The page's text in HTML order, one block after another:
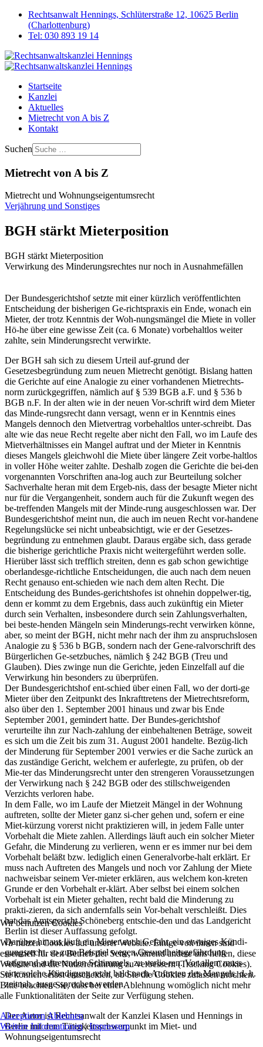
Rechtsanwalt Hennings, Schlüterstraße 12, 10625 Berlin
(Charlottenburg)
Tel: 030 893 19 14
Startseite
Kanzlei
Aktuelles
Mietrecht von A bis Z
Kontakt
Suchen
Mietrecht von A bis Z
Mietrecht und Wohnungseigentumsrecht
Verjährung und Sonstiges
BGH stärkt Mieterposition
BGH stärkt Mieterposition
Verwirkung des Minderungsrechtes nur noch in Ausnahmefällen
Der Bundesgerichtshof setzte mit einer kürzlich veröffentlichten
Entscheidung der bisherigen Ge-richtspraxis ein Ende, wonach ein
Mieter, der trotz Kenntnis der Woh-nungsmängel die Miete in voller
Hö-he über eine gewisse Zeit (ca. 6 Monate) vorbehaltlos weiter
zahlte, sein Minderungsrecht verwirkte.
Der BGH sah sich zu diesem Urteil auf-grund der
Gesetzesbegründung zum neuen Mietrecht genötigt. Bislang hatten
die Gerichte auf eine Analogie zu einer vorhandenen Mietrechts-
norm zurückgegriffen, nämlich auf § 539 BGB a.F. und § 536 b
BGB n.F. In der alten wie in der neuen Vor-schrift wird dem Mieter
das Minde-rungsrecht dann versagt, wenn er in Kenntnis eines
Mangels dennoch den Mietvertrag vorbehaltlos unter-schreibt. Das
alte wie das neue Recht regelte aber nicht den Fall, wo im Laufe des
Mietverhältnisses ein Mangel auftrat und der Mieter in Kenntnis
dieses Mangels gleichwohl die Miete über längere Zeit vorbe-haltlos
in voller Höhe weiter zahlte. Deshalb zogen die Gerichte die bei-den
vorgenannten Vorschriften ana-log auch zur Beurteilung solcher
Sachverhalte heran mit dem Ergeb-nis, dass der besagte Mieter nicht
nur für die Vergangenheit, sondern auch für die Zukunft wegen des
be-treffenden Mangels mit der Minde-rung ausgeschlossen war. Der
Bundesgerichtshof meint nun, die auch im neuen Recht vor-handene
Regelungslücke sei nicht unbeabsichtigt, wie er der Gesetzes-
begründung zu entnehmen glaubt. Daraus ergäbe sich, dass gerade
die bisherige gerichtliche Praxis nicht weitergeführt werden solle.
Hierüber lässt sich trefflich streiten, denn es gab schon gewichtige
oberlandesge-richtliche Entscheidungen, die auch nach dem neuen
Recht genauso ent-schieden wie nach dem alten Recht. Die
Entscheidung des Bundes-gerichtshofes ist ohnehin doppelwer-tig,
denn er kommt zu dem Ergebnis, dass auch zukünftig ein Mieter
durch sein Verhalten, insbesondere durch sein Zahlungsverhalten,
bei beste-henden Mängeln sein Minderungs-recht verwirken könne,
aber, so meint der BGH, nicht mehr nach der ihm zu anspruchslosen
Analogie zu § 536 b BGB, sondern nach der Gene-ralvorschrift des
Bürgerlichen Ge-setzbuches, nämlich § 242 BGB (Treu und
Glauben). Dies zwinge nun die Gerichte, jeden Einzelfall auf die
Verwirkung hin besonders zu überprüfen.
Der Bundesgerichtshof ent-schied über einen Fall, wo der dorti-ge
Mieter über den Zeitpunkt des Inkrafttretens der Mietrechtsreform,
also über den 1. September 2001 hinaus und zwar bis Ende
September 2001, gemindert hatte. Der Bundes-gerichtshof
verurteilte ihn zur Nach-zahlung der einbehaltenen Beträge, soweit
es sich um die Zeit bis zum 31. August 2001 handelte. Bezüg-lich
der Minderung für September 2001 verwies er die Sache zurück an
das zuständige Gericht, welchem er auferlegte, zu prüfen, ob der
Mie-ter das Minderungsrecht unter den strengeren Voraussetzungen
der Verwirkung nach § 242 BGB oder des stillschweigenden
Verzichts verloren habe.
In dem Falle, wo im Laufe der Mietzeit Mängel in der Wohnung
auftreten, sollte der Mieter ganz si-cher gehen und, sofern er eine
Miet-kürzung vorerst nicht praktizieren will, in jedem Falle unter
Vorbehalt die Miete zahlen. Allerdings läuft auch ein solcher Mieter
Gefahr, die Minderung zu verlieren, wenn er es immer nur bei dem
Vorbehalt beläßt bzw. lediglich einen Generalvorbe-halt erklärt. Er
muss nach Auftreten des Mangels und noch vor Zahlung der Miete
nachweisbar seinem Ver-mieter erklären, aus welchem kon-kreten
Grunde er den Vorbehalt er-klärt. Aber selbst bei einem solchen
Vorbehalt ist ein Mieter gehalten, recht bald die Minderung zu
prakti-zieren, da sich andernfalls sein Vor-behalt verschleißt. Dies
hat das Amtsgericht Schöneberg entschie-den und das Landgericht
Berlin ist dieser Auffassung gefolgt.
Darüber hinaus läuft ein Mieter auch Gefahr, ein etwaiges Kündi-
gungsrecht, so zum Beispiel wegen Gesundheitsgefährdung
aufgrund auftretenden Schimmels, zu verlie-ren. Vor allem muss
eine solche Kündigung recht bald nach Auftreten des Mangels, d. h.
zeitnah, ausge-sprochen werden.
Der Autor ist Rechtsanwalt der Kanzlei Klasen und Hennings in
Berlin mit dem Tätigkeitsschwerpunkt im Miet- und
Wohnungseigentumsrecht
Wir benutzen Cookies
Wir nutzen Cookies auf unserer Website. Einige von ihnen sind
essenziell für den Betrieb der Seite, während andere uns helfen, diese
Website und die Nutzererfahrung zu verbessern (Tracking Cookies).
Sie können selbst entscheiden, ob Sie die Cookies zulassen möchten.
Bitte beachten Sie, dass bei einer Ablehnung womöglich nicht mehr
alle Funktionalitäten der Seite zur Verfügung stehen.
AkzeptierenAblehnen
Weitere Informationen|Impressum